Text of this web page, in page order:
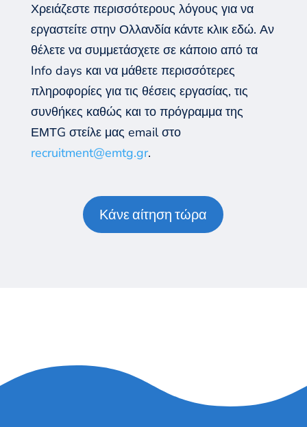
Χρειάζεστε περισσότερους λόγους για να
εργαστείτε στην Ολλανδία κάντε κλικ εδώ. Αν
θέλετε να συμμετάσχετε σε κάποιο από τα
Info days και να μάθετε περισσότερες
πληροφορίες για τις θέσεις εργασίας, τις
συνθήκες καθώς και το πρόγραμμα της
ΕΜΤG στείλε μας email στο
recruitment@emtg.gr.
Κάνε αίτηση τώρα